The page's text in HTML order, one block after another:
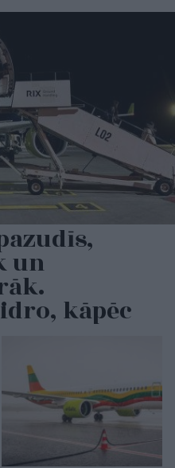
un
kāpēc